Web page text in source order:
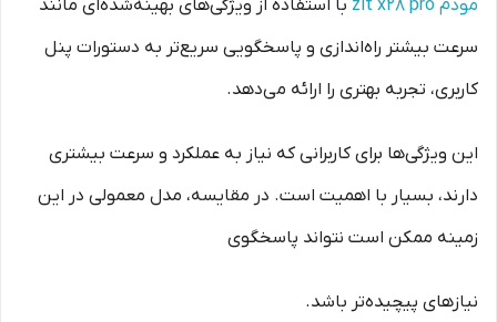
مودم zlt x28 pro
با استفاده از ویژگی‌های بهینه‌شده‌ای مانند
سرعت بیشتر راه‌اندازی و پاسخگویی سریع‌تر به دستورات پنل
کاربری، تجربه بهتری را ارائه می‌دهد.
این ویژگی‌ها برای کاربرانی که نیاز به عملکرد و سرعت بیشتری
دارند، بسیار با اهمیت است. در مقایسه، مدل معمولی در این
زمینه ممکن است نتواند پاسخگوی
نیازهای پیچیده‌تر باشد.